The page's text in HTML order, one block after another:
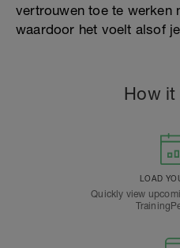
vertrouwen toe te werken
waardoor het voelt alsof
How it
LOAD
Quickly view